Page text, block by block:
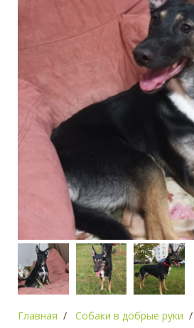
Главная Собаки в добрые руки